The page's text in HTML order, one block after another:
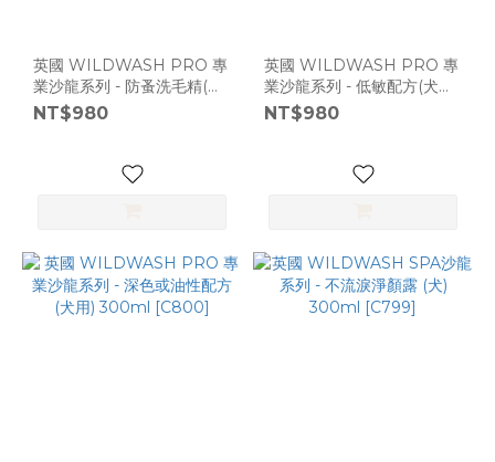
英國 WILDWASH PRO 專
業沙龍系列 - 防蚤洗毛精(犬)
300ml [C800]
NT$980
英國 WILDWASH PRO 專
業沙龍系列 - 低敏配方(犬貓
用) 300ml [C800]
NT$980